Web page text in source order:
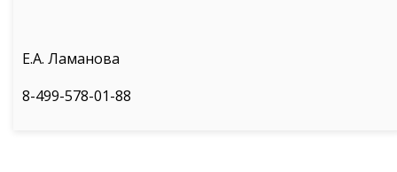
Е.А. Ламанова
8-499-578-01-88